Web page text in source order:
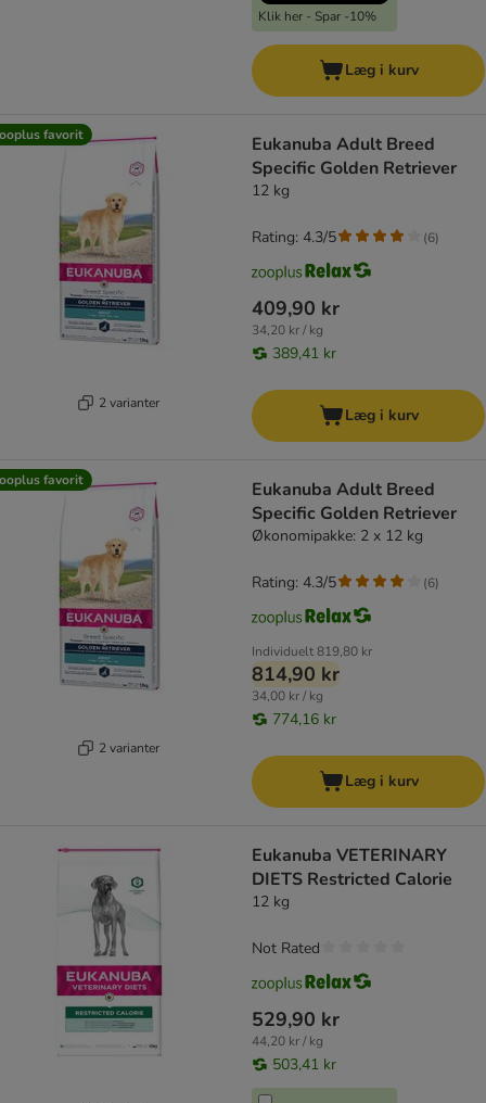
Klik her - Spar -10%
Læg i kurv
favorit
2 varianter
Eukanuba Adult Breed
Specific Golden Retriever
12 kg
409,90 kr
34,20 kr / kg
389,41 kr
Rating: 4.3/5 (6)
Læg i kurv
favorit
2 varianter
Eukanuba Adult Breed
Specific Golden Retriever
Økonomipakke: 2 x 12 kg
Individuelt819,80 kr
814,90 kr
34,00 kr / kg
774,16 kr
Rating: 4.3/5 (6)
Læg i kurv
Eukanuba VETERINARY
DIETS Restricted Calorie
12 kg
529,90 kr
44,20 kr / kg
503,41 kr
Not Rated